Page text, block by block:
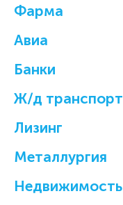
Фарма
Авиа
Банки
Ж/д транспорт
Лизинг
Металлургия
Недвижимость